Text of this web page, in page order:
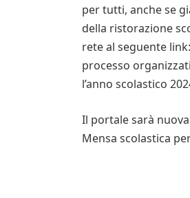
per tutti, anche se
della ristorazione
rete al seguente link:
processo
l’anno scolastico
Il portale sarà
Mensa scolastica